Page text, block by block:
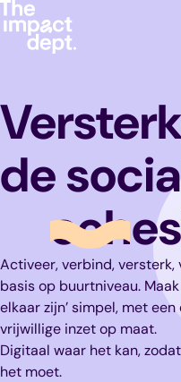
de
Activeer, verbind,
basis op buurtniveau.
elkaar zijn’ simpel, met
vrijwillige inzet op maat.
Digitaal waar het kan,
het moet.